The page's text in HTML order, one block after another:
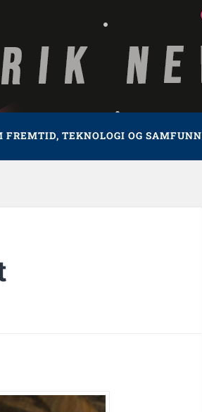
FREMTID, TEKNOLOGI OG SAMFUNN